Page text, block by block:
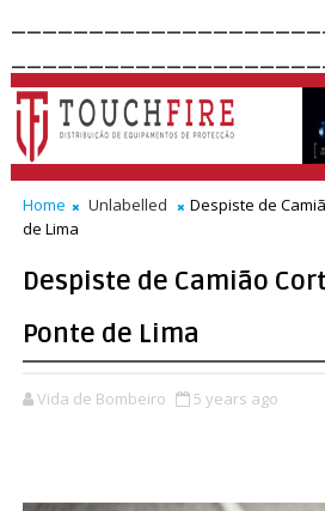
Home Unlabelled
Despiste de
de Lima
Despiste de Camião
Ponte de Lima
Vida de Bombeiro 5 years ago